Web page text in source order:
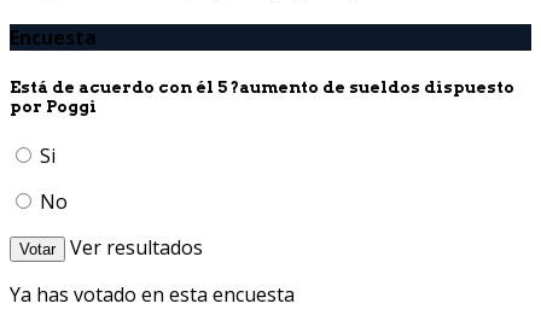
Encuesta
Está de acuerdo con él 5 ?aumento de sueldos dispuesto
por Poggi
Si
No
Votar
Ver resultados
Ya has votado en esta encuesta